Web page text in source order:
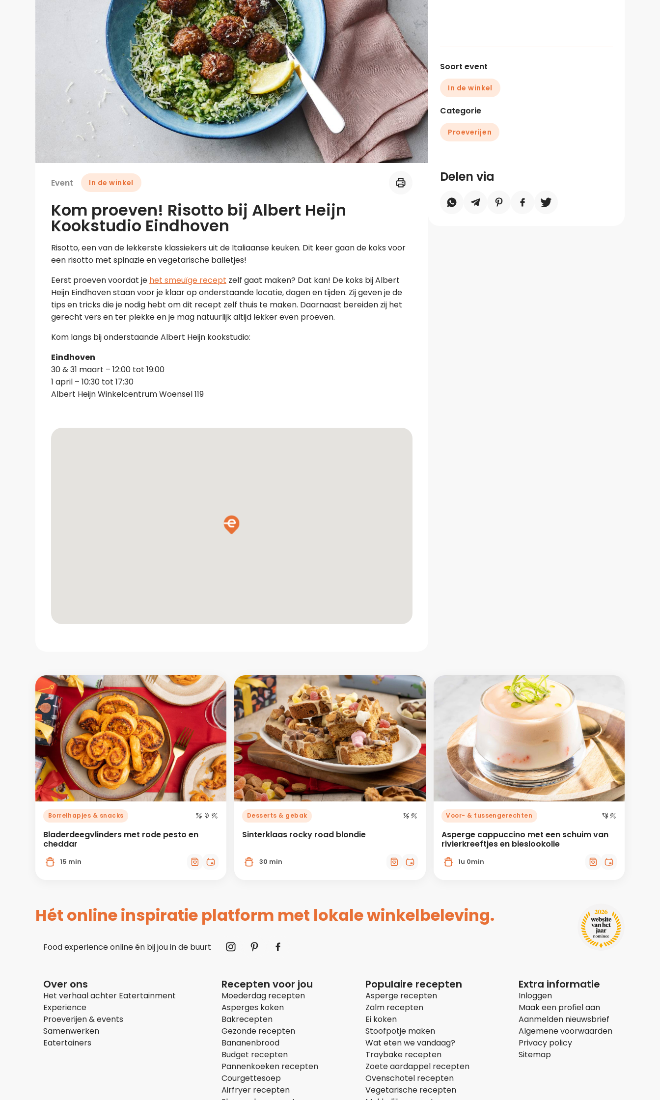
Midden-Oosters
Kooktips & blogs
Leer koken als een chef
Kooktips & blogs
Event In de winkel
Kom proeven! Risotto bij Albert Heijn
Kookstudio Eindhoven
Risotto, een van de lekkerste klassiekers uit de Italiaanse keuken. Dit keer gaan de koks voor
een risotto met spinazie en vegetarische balletjes!
Eerst proeven voordat je het smeuïge recept zelf gaat maken? Dat kan! De koks bij Albert
Heijn Eindhoven staan voor je klaar op onderstaande locatie, dagen en tijden. Zij geven je de
tips en tricks die je nodig hebt om dit recept zelf thuis te maken. Daarnaast bereiden zij het
gerecht vers en ter plekke en je mag natuurlijk altijd lekker even proeven.
Kom langs bij onderstaande Albert Heijn kookstudio:
Eindhoven
30 & 31 maart – 12:00 tot 19:00
1 april – 10:30 tot 17:30
Albert Heijn Winkelcentrum Woensel 119
Soort event
In de winkel
Categorie
Proeverijen
Delen via
Borrelhapjes & snacks
Bladerdeegvlinders met rode pesto en
cheddar
15 min
Desserts & gebak
Sinterklaas rocky road blondie
30 min
Voor- & tussengerechten
Asperge cappuccino met een schuim van
rivierkreeftjes en bieslookolie
1u 0min
Hét online inspiratie platform met lokale winkelbeleving.
Food experience online én bij jou in de buurt
Over ons
Het verhaal achter Eatertainment
Experience
Proeverijen & events
Samenwerken
Eatertainers
Recepten voor jou
Moederdag recepten
Asperges koken
Bakrecepten
Gezonde recepten
Bananenbrood
Budget recepten
Pannenkoeken recepten
Courgettesoep
Airfryer recepten
Populaire recepten
Asperge recepten
Zalm recepten
Ei koken
Stoofpotje maken
Wat eten we vandaag?
Traybake recepten
Zoete aardappel recepten
Ovenschotel recepten
Vegetarische recepten
Extra informatie
Inloggen
Maak een profiel aan
Aanmelden nieuwsbrief
Algemene voorwaarden
Privacy policy
Sitemap